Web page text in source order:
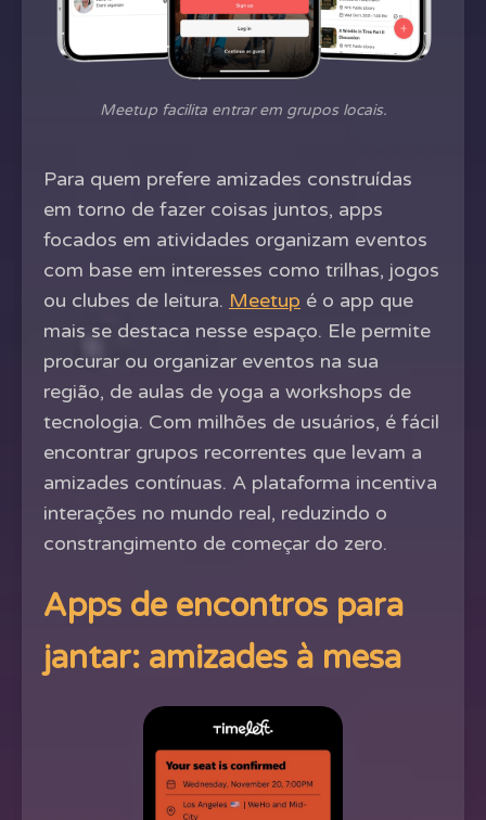
Meetup facilita entrar em grupos locais.
Para quem prefere amizades construídas
em torno de fazer coisas juntos, apps
focados em atividades organizam eventos
com base em interesses como trilhas, jogos
ou clubes de leitura. Meetup é o app que
mais se destaca nesse espaço. Ele permite
procurar ou organizar eventos na sua
região, de aulas de yoga a workshops de
tecnologia. Com milhões de usuários, é fácil
encontrar grupos recorrentes que levam a
amizades contínuas. A plataforma incentiva
interações no mundo real, reduzindo o
constrangimento de começar do zero.
Apps de encontros para
jantar: amizades à mesa